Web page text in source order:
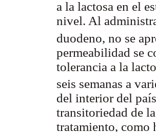
a la lactosa en el
nivel. Al
duodeno, no se
permeabilidad se
tolerancia a la
seis semanas a
del interior del
transitoriedad de
tratamiento, como